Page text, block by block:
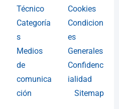
Técnico
Categoría
s
Medios
de
comunica
ción
Cookies
Condicion
es
Generales
Confidenc
ialidad
Sitemap